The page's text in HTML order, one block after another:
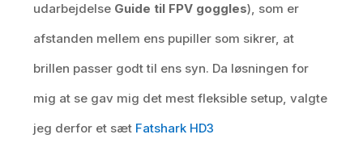
udarbejdelse Guide til FPV goggles), som er
afstanden mellem ens pupiller som sikrer, at
brillen passer godt til ens syn. Da løsningen for
mig at se gav mig det mest fleksible setup, valgte
jeg derfor et sæt Fatshark HD3